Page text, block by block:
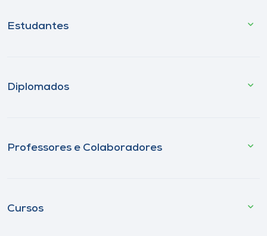
Estudantes
Diplomados
Professores e Colaboradores
Cursos